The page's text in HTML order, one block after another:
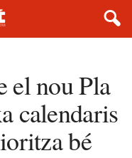
el nou Pla
calendaris
bé